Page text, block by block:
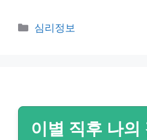
카
심리정보
이별 직후 나의